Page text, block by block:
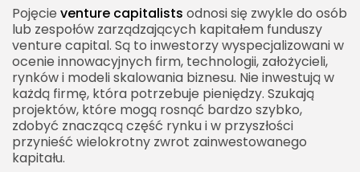
Pojęcie venture capitalists odnosi się zwykle do osób
lub zespołów zarządzających kapitałem funduszy
venture capital. Są to inwestorzy wyspecjalizowani w
ocenie innowacyjnych firm, technologii, założycieli,
rynków i modeli skalowania biznesu. Nie inwestują w
każdą firmę, która potrzebuje pieniędzy. Szukają
projektów, które mogą rosnąć bardzo szybko,
zdobyć znaczącą część rynku i w przyszłości
przynieść wielokrotny zwrot zainwestowanego
kapitału.
Due diligence w venture capital
Jak przygotować startup do due diligence?
Term sheet i warunki inwestycji
Wycena pre-money i post-money
Liquidation preference
Relacja founderów z venture capitalists po
inwestycji